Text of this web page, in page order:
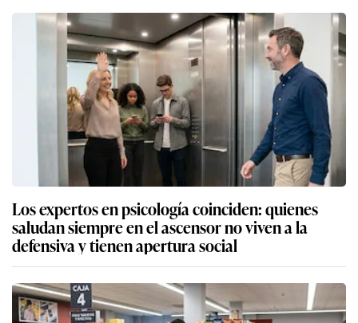
Los expertos en psicología coinciden: quienes
saludan siempre en el ascensor no viven a la
defensiva y tienen apertura social